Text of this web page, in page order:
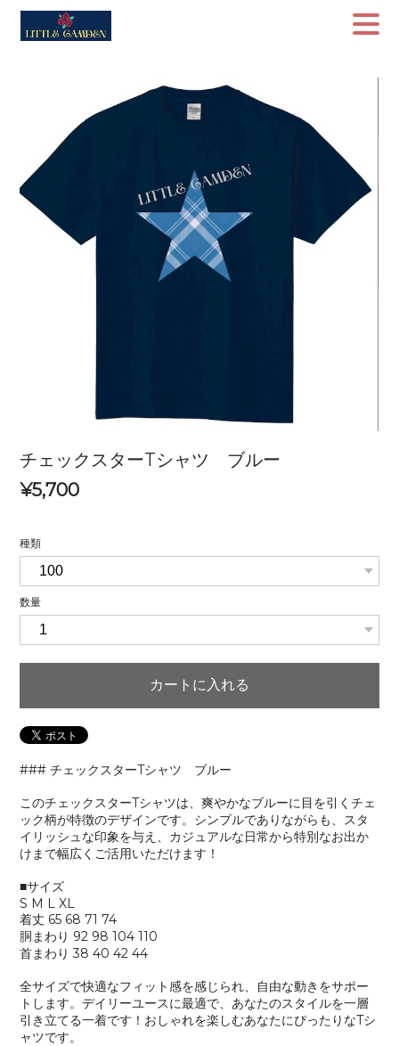
チェックスターTシャツ ブルー
¥5,700
種類
数量
カートに入れる
### チェックスターTシャツ ブルー
このチェックスターTシャツは、爽やかなブルーに目を引くチェ
ック柄が特徴のデザインです。シンプルでありながらも、スタ
イリッシュな印象を与え、カジュアルな日常から特別なお出か
けまで幅広くご活用いただけます！
■サイズ
S M L XL
着丈 65 68 71 74
胴まわり 92 98 104 110
首まわり 38 40 42 44
全サイズで快適なフィット感を感じられ、自由な動きをサポー
トします。デイリーユースに最適で、あなたのスタイルを一層
引き立てる一着です！おしゃれを楽しむあなたにぴったりなTシ
ャツです。